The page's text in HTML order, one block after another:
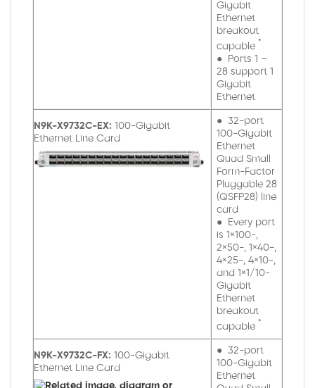
Gigabit
Ethernet
breakout
capable *
● Ports 1 –
28 support 1
Gigabit
Ethernet
N9K-X9732C-EX: 100-Gigabit
Ethernet Line Card
● 32-port
100-Gigabit
Ethernet
Quad Small
Form-Factor
Pluggable 28
(QSFP28) line
card
● Every port
is 1×100-,
2×50-, 1×40-,
4×25-, 4×10-,
and 1×1/10-
Gigabit
Ethernet
breakout
capable *
N9K-X9732C-FX: 100-Gigabit
Ethernet Line Card
● 32-port
100-Gigabit
Ethernet